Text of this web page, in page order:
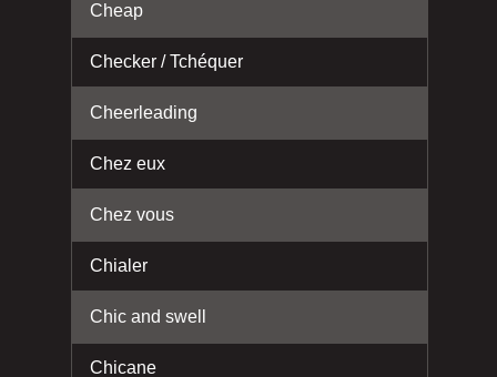
Cheap
Checker / Tchéquer
Cheerleading
Chez eux
Chez vous
Chialer
Chic and swell
Chicane